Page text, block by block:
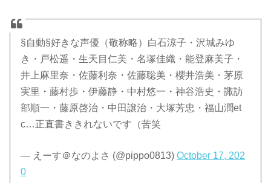
§自動§好きな声優（敬称略）白石涼子・沢城みゆ
き・戸松遥・生天目仁美・名塚佳織・能登麻美子・
井上麻里奈・佐藤利奈・佐藤聡美・櫻井浩美・茅原
実里・藤村歩・伊藤静・中村悠一・神谷浩史・諏訪
部順一・藤原啓治・中田譲治・大塚芳忠・福山潤et
c…正直書ききれないです（苦笑
— えーす＠なのよさ (@pippo0813)October 17, 202
0